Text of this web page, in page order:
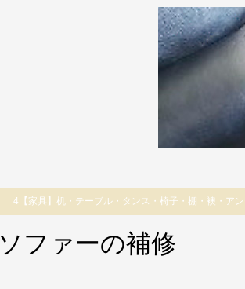
4【家具】机・テーブル・タンス・椅子・棚・襖・ア
ソファーの補修